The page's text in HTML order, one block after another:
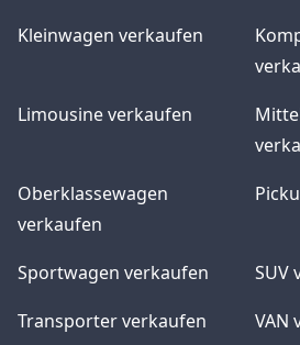
Kleinwagen verkaufen
Limousine verkaufen
Oberklassewagen
verkaufen
Sportwagen verkaufen
SUV
Transporter verkaufen
VAN